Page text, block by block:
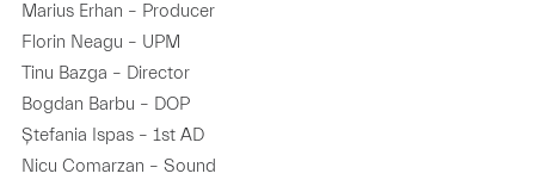
Marius Erhan – Producer
Florin Neagu – UPM
Tinu Bazga – Director
Bogdan Barbu – DOP
Ștefania Ispas – 1st AD
Nicu Comarzan – Sound